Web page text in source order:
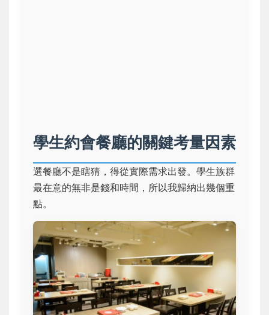
學生約會餐廳的關鍵考量因素
選餐廳不是瞎猜，得從實際需求出發。學生族群
最在意的無非是錢和時間，所以我歸納出幾個重
點。